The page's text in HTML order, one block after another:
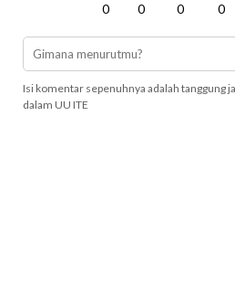
0 0 0 0
Isi komentar sepenuhnya adalah tanggung
dalam UU ITE